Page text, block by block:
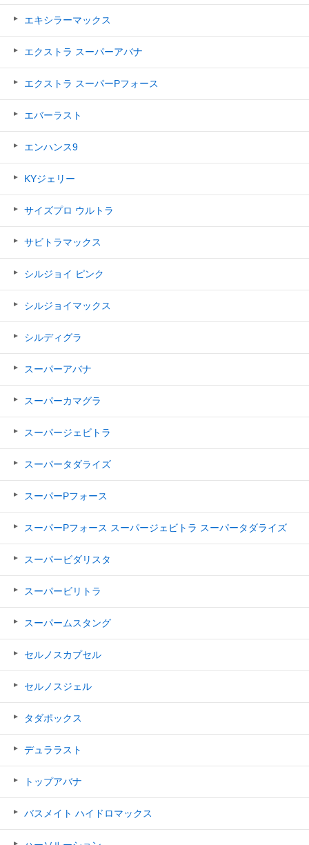
エキシラーマックス
エクストラ スーパーアバナ
エクストラ スーパーPフォース
エバーラスト
エンハンス9
KYジェリー
サイズプロ ウルトラ
サビトラマックス
シルジョイ ピンク
シルジョイマックス
シルディグラ
スーパーアバナ
スーパーカマグラ
スーパージェビトラ
スーパータダライズ
スーパーPフォース
スーパーPフォース スーパージェビトラ スーパータダライズ
スーパービダリスタ
スーパービリトラ
スーパームスタング
セルノスカプセル
セルノスジェル
タダポックス
デュララスト
トップアバナ
バスメイト ハイドロマックス